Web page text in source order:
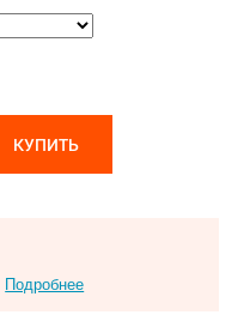
КУПИТЬ
Подробнее